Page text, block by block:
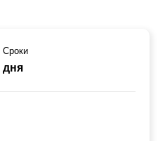
Сроки
дня